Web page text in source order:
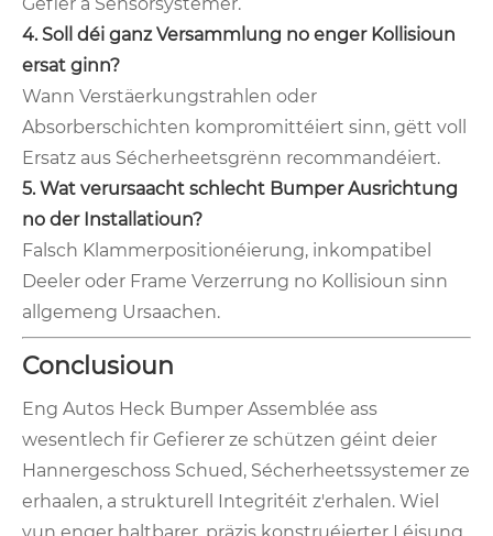
4. Soll déi ganz Versammlung no enger Kollisioun
ersat ginn?
Wann Verstäerkungstrahlen oder
Absorberschichten kompromittéiert sinn, gëtt voll
Ersatz aus Sécherheetsgrënn recommandéiert.
5. Wat verursaacht schlecht Bumper Ausrichtung
no der Installatioun?
Falsch Klammerpositionéierung, inkompatibel
Deeler oder Frame Verzerrung no Kollisioun sinn
allgemeng Ursaachen.
Conclusioun
Eng Autos Heck Bumper Assemblée ass
wesentlech fir Gefierer ze schützen géint deier
Hannergeschoss Schued, Sécherheetssystemer ze
erhaalen, a strukturell Integritéit z'erhalen. Wiel